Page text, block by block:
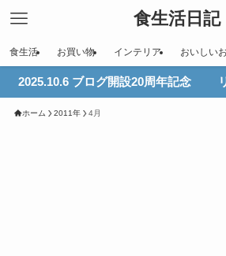
食生活日記
食生活 お買い物 インテリア おいしい
2025.10.6 ブログ開設20周年記念
ホーム 2011年 4月